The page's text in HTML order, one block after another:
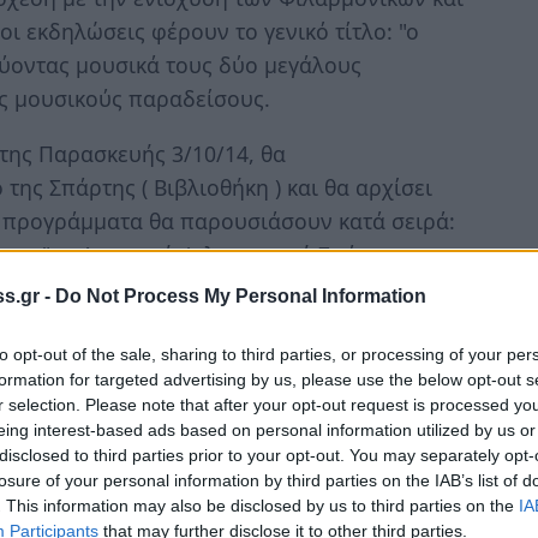
- Do Not Process My Personal Information
opt-out of the sale, sharing to third parties, or processing of your
for targeted advertising by us, please use the below opt-out
selection. Please note that after your opt-out request is processed
interest-based ads based on personal information utilized by us
to third parties prior to your opt-out. You may separately
of your personal information by third parties on the IAB’s list of
This information may also be disclosed by us to third parties on the
Participants that may further disclose it to other third parties.
φέρουν το γενικό τίτλο: "ο
μουσικά τους δύο μεγάλους
μουσικούς παραδείσους.
Παρασκευής 3/10/14, θα
Σπάρτης ( Βιβλιοθήκη ) και θα αρχίσει
θα παρουσιάσουν κατά σειρά:
η Δημοτική Φιλαρμονική Σπάρτης και
να γίνουν στην Περιφερειακή Ενότητα
Νοεμβρίου 2014 στα Παπαδιάνικα. Η
στην αίθουσα εκδηλώσεων του Δημοτικού
εκεί θα παρουσιαστούν οι Φιλαρμονικές
Βοιών, Σαξοφωνική Ορχήστρα Δ.Ε. Ασωπού